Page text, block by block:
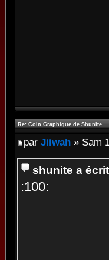
Re: Coin Graphique de Shunite
par Jiiwah » Sam
shunite a
:100: